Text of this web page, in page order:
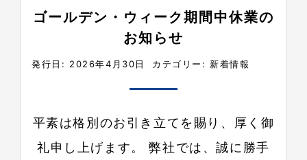
ゴールデン・ウィーク期間中休業の
お知らせ
発行日: 2026年4月30日 カテゴリー: 新着情報
平素は格別のお引き立てを賜り、厚く御
礼申し上げます。 弊社では、誠に勝手